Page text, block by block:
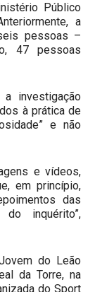
Público
a
pessoas –
47 pessoas
investigação
à prática de
e não
e vídeos,
em princípio,
das
inquérito”,
do Leão
da Torre, na
do Sport